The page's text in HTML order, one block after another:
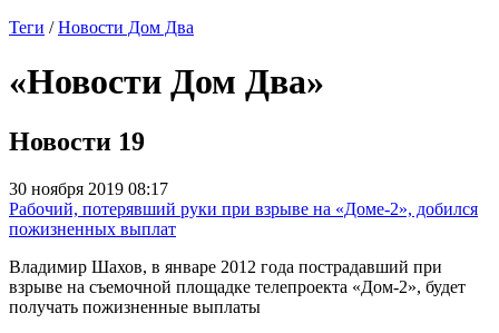
Теги /Новости Дом Два
«Новости Дом Два»
Новости 19
30 ноября 2019 08:17
Рабочий, потерявший руки при взрыве на «Доме-2», добился
пожизненных выплат
Владимир Шахов, в январе 2012 года пострадавший при
взрыве на съемочной площадке телепроекта «Дом-2», будет
получать пожизненные выплаты